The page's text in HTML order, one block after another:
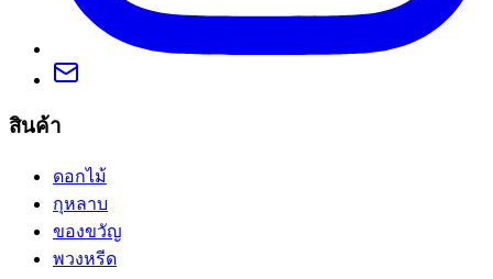
สินค้า
ดอกไม้
กุหลาบ
ของขวัญ
พวงหรีด